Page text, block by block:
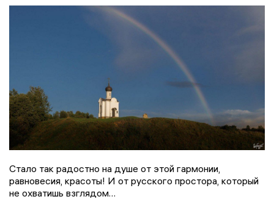
Стало так радостно на душе от этой гармонии,
равновесия, красоты! И от русского простора, который
не охватишь взглядом…